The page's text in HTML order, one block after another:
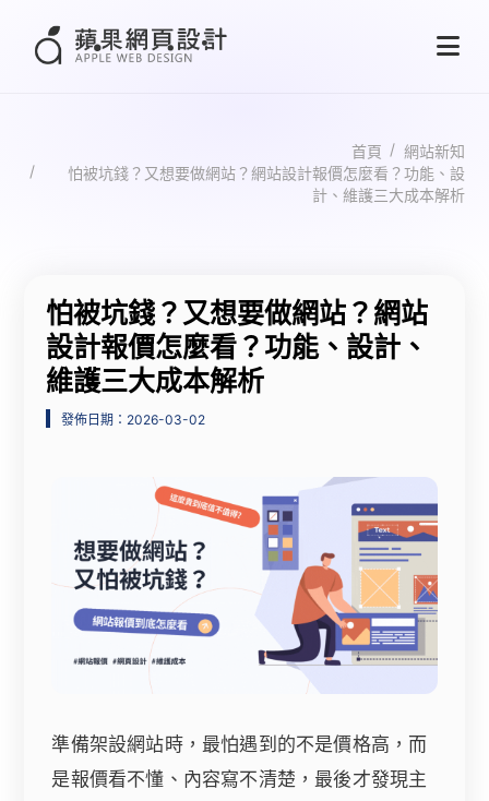
首頁
網站新知
怕被坑錢？又想要做網站？網站設計報價怎麼看？功能、設
計、維護三大成本解析
怕被坑錢？又想要做網站？網站
設計報價怎麼看？功能、設計、
維護三大成本解析
發佈日期：2026-03-02
準備架設網站時，最怕遇到的不是價格高，而
是報價看不懂、內容寫不清楚，最後才發現主